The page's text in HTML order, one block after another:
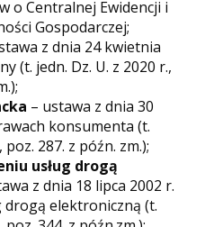
o Centralnej Ewidencji i
Gospodarczej;
z dnia 24 kwietnia
(t. jedn. Dz. U. z 2020 r.,
– ustawa z dnia 30
konsumenta (t.
poz. 287. z późn. zm.);
usług drogą
z dnia 18 lipca 2002 r.
drogą elektroniczną (t.